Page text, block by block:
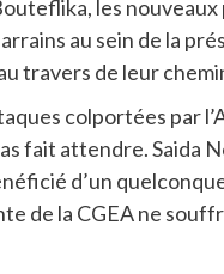
les
au sein de la
travers de leur
colportées par
fait attendre. Saida
d’un
de la CGEA ne